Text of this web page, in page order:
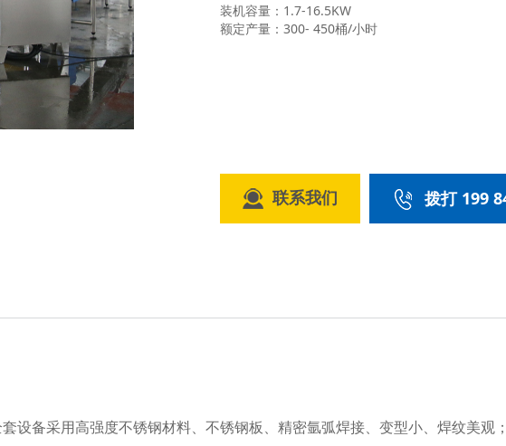
装机容量：1.7-16.5KW
额定产量：300- 450桶/小时
联系我们 拨打 199
设备采用高强度不锈钢材料、不锈钢板、精密氩弧焊接、变型小、焊纹美观